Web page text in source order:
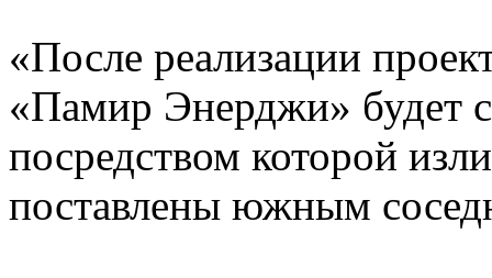
«После реализации
«Памир Энерджи» будет
посредством которой
поставлены южным